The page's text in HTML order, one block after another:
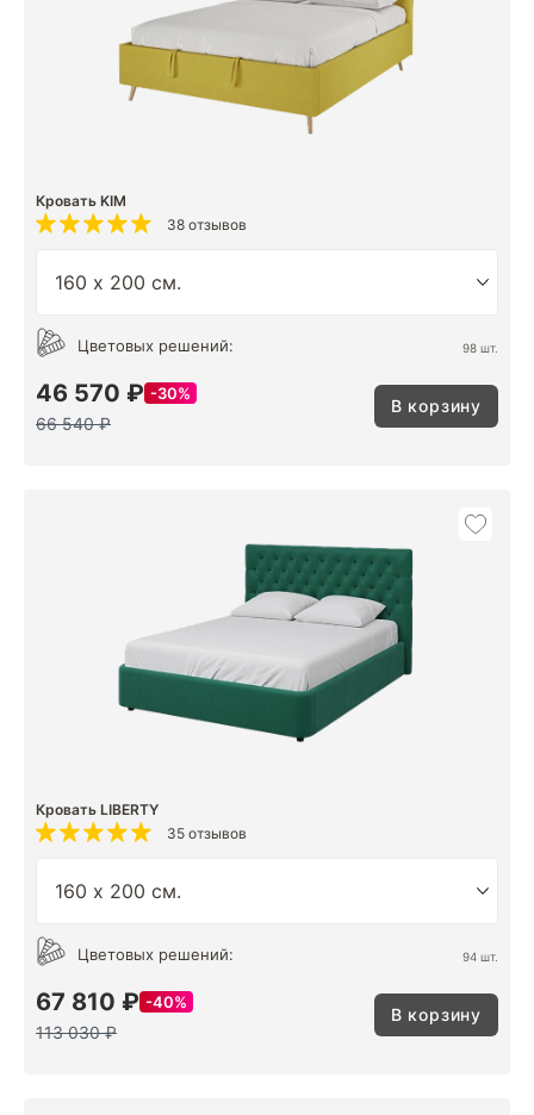
Кровать KIM
38 отзывов
Цветовых решений: 98 шт.
46 570 ₽ 30%
66 540 ₽
В корзину
Кровать LIBERTY
35 отзывов
Цветовых решений: 94 шт.
67 810 ₽ 40%
113 030 ₽
В корзину